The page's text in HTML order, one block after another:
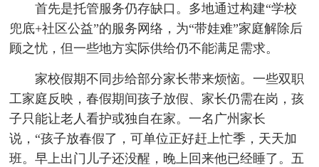
首先是托管服务仍存缺口。多地通过构建“学校
兜底+社区公益”的服务网络，为“带娃难”家庭解除后
顾之忧，但一些地方实际供给仍不能满足需求。
家校假期不同步给部分家长带来烦恼。一些双职
工家庭反映，春假期间孩子放假、家长仍需在岗，孩
子只能让老人看护或独自在家。一名广州家长
说，“孩子放春假了，可单位正好赶上忙季，天天加
班。早上出门儿子还没醒，晚上回来他已经睡了。五